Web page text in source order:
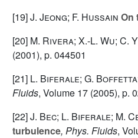
[19]J. Jeong; F. Hussain On
[20] M. Rivera; X.-L. Wu; C.
(2001), p. 044501
[21] L. Biferale; G.
Fluids, Volume 17 (2005), p.
[22]J. Bec; L. Biferale; M.
turbulence, Phys. Fluids,